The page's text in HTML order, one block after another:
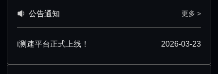
公告通知 更多 >
i测速平台正式上线！ 2026-03-23